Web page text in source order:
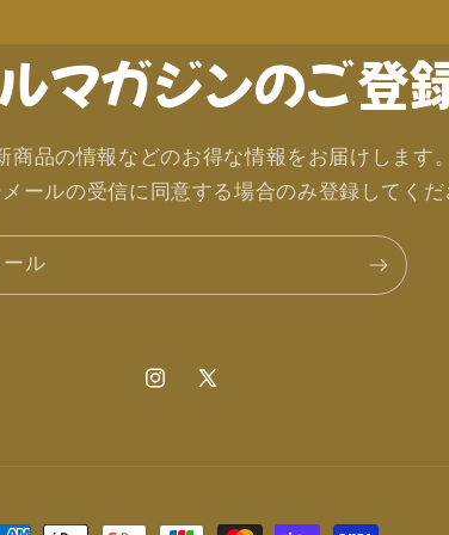
マガジンのご登
商品の情報などのお得な情報をお届けします。
ールの受信に同意する場合のみ登録してくだ
ール
Instagram
X